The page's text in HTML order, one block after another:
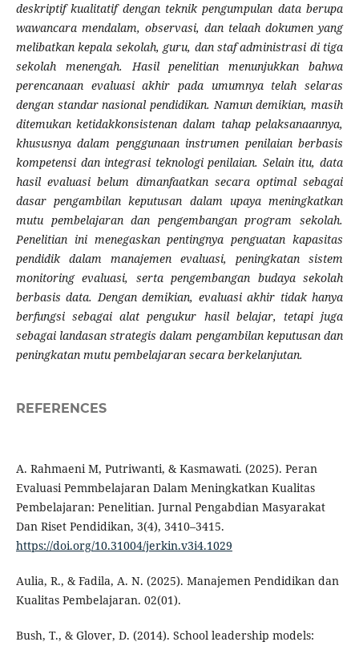
deskriptif kualitatif dengan teknik pengumpulan data berupa
wawancara mendalam, observasi, dan telaah dokumen yang
melibatkan kepala sekolah, guru, dan staf administrasi di tiga
sekolah menengah. Hasil penelitian menunjukkan bahwa
perencanaan evaluasi akhir pada umumnya telah selaras
dengan standar nasional pendidikan. Namun demikian, masih
ditemukan ketidakkonsistenan dalam tahap pelaksanaannya,
khususnya dalam penggunaan instrumen penilaian berbasis
kompetensi dan integrasi teknologi penilaian. Selain itu, data
hasil evaluasi belum dimanfaatkan secara optimal sebagai
dasar pengambilan keputusan dalam upaya meningkatkan
mutu pembelajaran dan pengembangan program sekolah.
Penelitian ini menegaskan pentingnya penguatan kapasitas
pendidik dalam manajemen evaluasi, peningkatan sistem
monitoring evaluasi, serta pengembangan budaya sekolah
berbasis data. Dengan demikian, evaluasi akhir tidak hanya
berfungsi sebagai alat pengukur hasil belajar, tetapi juga
sebagai landasan strategis dalam pengambilan keputusan dan
peningkatan mutu pembelajaran secara berkelanjutan.
REFERENCES
A. Rahmaeni M, Putriwanti, & Kasmawati. (2025). Peran
Evaluasi Pemmbelajaran Dalam Meningkatkan Kualitas
Pembelajaran: Penelitian. Jurnal Pengabdian Masyarakat
Dan Riset Pendidikan, 3(4), 3410–3415.
https://doi.org/10.31004/jerkin.v3i4.1029
Aulia, R., & Fadila, A. N. (2025). Manajemen Pendidikan dan
Kualitas Pembelajaran. 02(01).
Bush, T., & Glover, D. (2014). School leadership models: